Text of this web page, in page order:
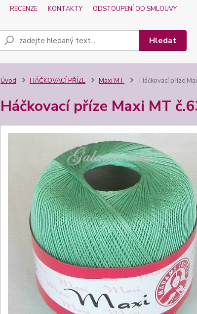
RECENZE KONTAKTY ODSTOUPENÍ OD SMLOUVY
Hledat
Úvod HÁČKOVACÍ PŘÍZE Maxi MT Háčkovací příze
Háčkovací příze Maxi MT